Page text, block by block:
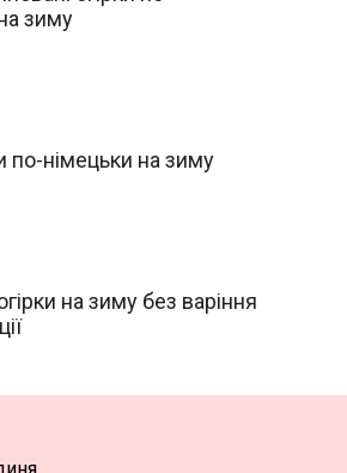
зиму
по-німецьки на зиму
на зиму без варіння